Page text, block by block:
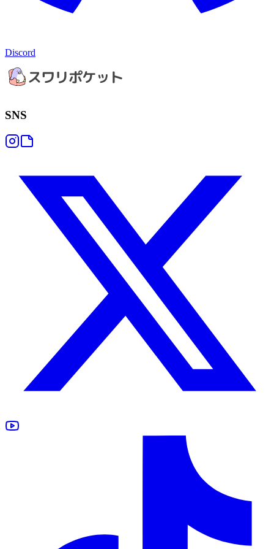
Discord
SNS